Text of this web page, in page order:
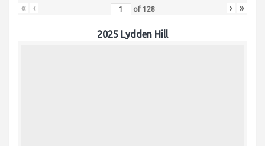
« ‹ of 128 › »
2025 Lydden Hill